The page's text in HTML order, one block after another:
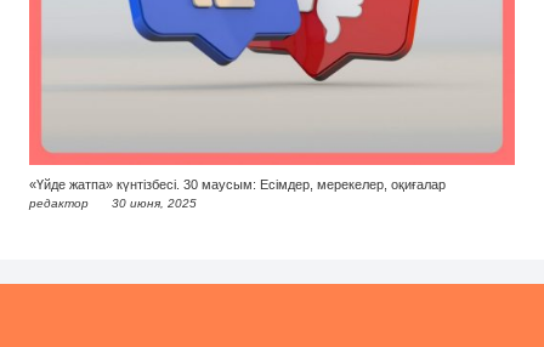
«Үйде жатпа» күнтізбесі. 30 маусым: Есімдер, мерекелер, оқиғалар
редактор 30 июня, 2025